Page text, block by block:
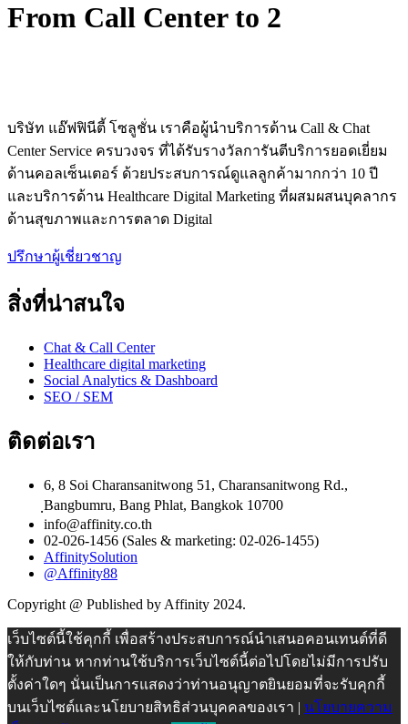
From Call Center to 2
บริษัท แอ๊ฟฟินีตี้ โซลูชั่น เราคือผู้นำบริการด้าน Call & Chat
Center Service ครบวงจร ที่ได้รับรางวัลการันตีบริการยอดเยี่ยม
ด้านคอลเซ็นเตอร์ ด้วยประสบการณ์ดูแลลูกค้ามากกว่า 10 ปี
และบริการด้าน Healthcare Digital Marketing ที่ผสมผสนบุคลากร
ด้านสุขภาพและการตลาด Digital
ปรึกษาผู้เชี่ยวชาญ
สิ่งที่น่าสนใจ
Chat & Call Center
Healthcare digital marketing
Social Analytics & Dashboard
SEO / SEM
ติดต่อเรา
6, 8 Soi Charansanitwong 51, Charansanitwong Rd.,
ฺBangbumru, Bang Phlat, Bangkok 10700
info@affinity.co.th
02-026-1456 (Sales & marketing: 02-026-1455)
AffinitySolution
@Affinity88
Copyright @ Published by Affinity 2024.
เว็บไซต์นี้ใช้คุกกี้ เพื่อสร้างประสบการณ์นำเสนอคอนเทนต์ที่ดี
ให้กับท่าน หากท่านใช้บริการเว็บไซต์นี้ต่อไปโดยไม่มีการปรับ
ตั้งค่าใดๆ นั่นเป็นการแสดงว่าท่านอนุญาตยินยอมที่จะรับคุกกี้
บนเว็บไซต์และนโยบายสิทธิส่วนบุคคลของเรา | นโยบายความ